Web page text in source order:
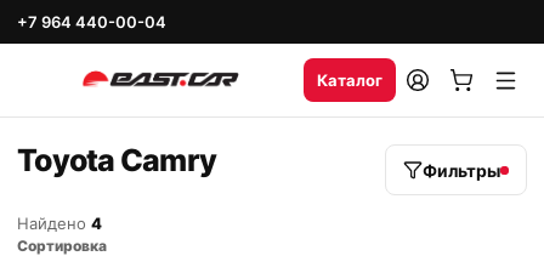
+7 964 440-00-04
Каталог
Toyota Camry Фильтры
Найдено 4
Сортировка